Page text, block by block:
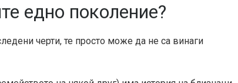
едно поколение?
черти, те просто може да не са винаги